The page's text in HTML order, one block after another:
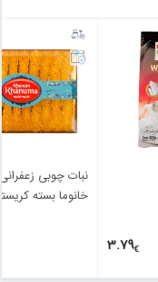
3.79€
نبات چوبی
خانوما بسته